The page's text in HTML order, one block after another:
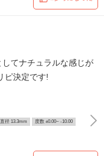
てナチュラルな感じが
ピ決定です!
径 13.3mm 度数 ±0.00~ -10.00